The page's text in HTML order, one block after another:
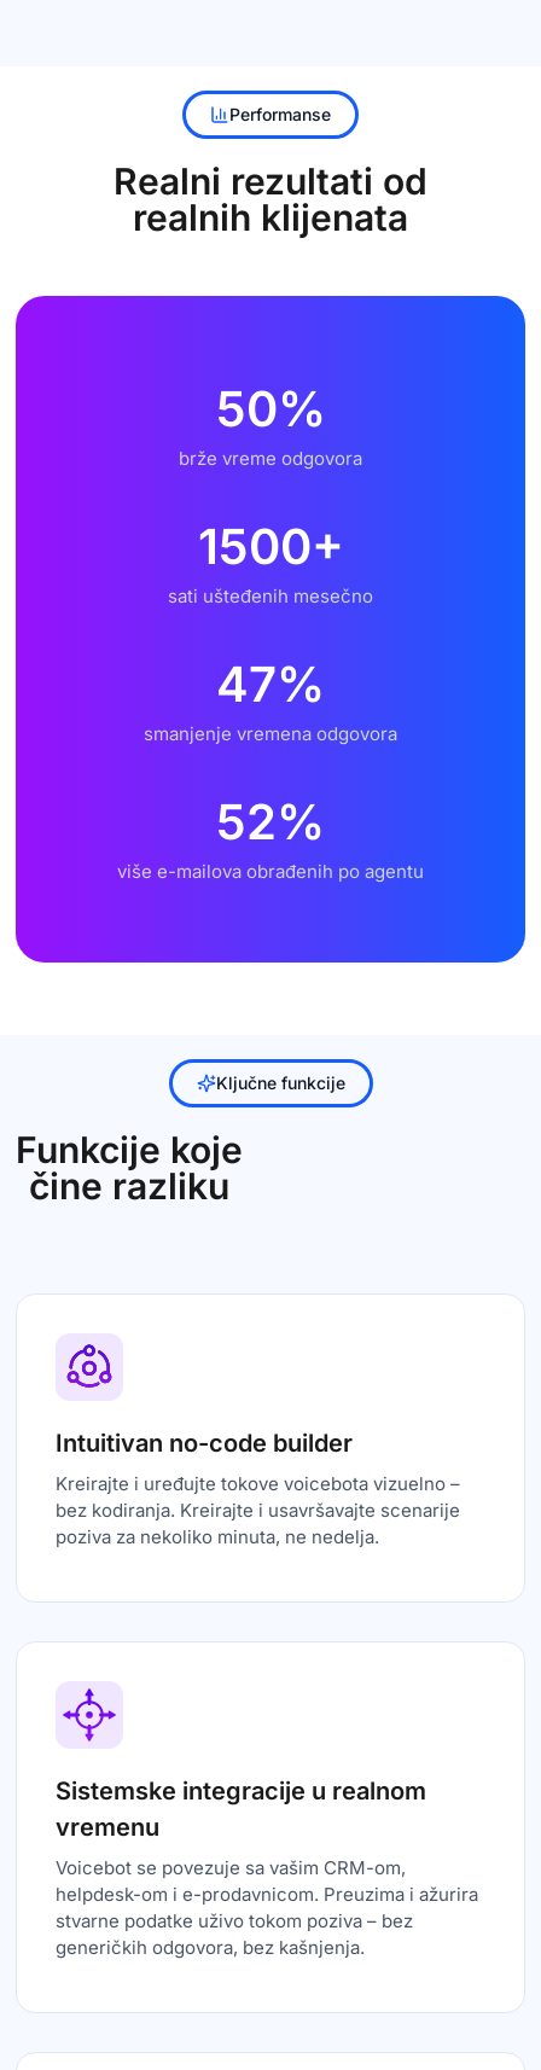
Performanse
Realni rezultati od
realnih klijenata
50%
brže vreme odgovora
1500+
sati ušteđenih mesečno
47%
smanjenje vremena odgovora
52%
više e-mailova obrađenih po agentu
Ključne funkcije
Funkcije koje
čine razliku
Intuitivan no-code builder
Kreirajte i uređujte tokove voicebota vizuelno –
bez kodiranja. Kreirajte i usavršavajte scenarije
poziva za nekoliko minuta, ne nedelja.
Sistemske integracije u realnom
vremenu
Voicebot se povezuje sa vašim CRM-om,
helpdesk-om i e-prodavnicom. Preuzima i ažurira
stvarne podatke uživo tokom poziva – bez
generičkih odgovora, bez kašnjenja.